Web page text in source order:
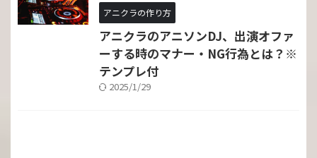
アニクラの作り方
アニクラのアニソンDJ、出演オファ
ーする時のマナー・NG行為とは？※
テンプレ付
2025/1/29